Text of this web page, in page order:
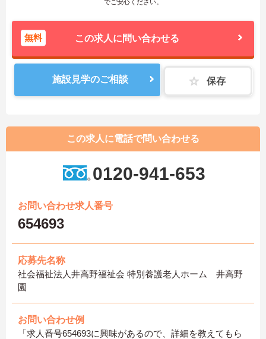
でご安心ください。
無料 この求人に問い合わせる
施設見学のご相談 保存
この求人に電話で問い合わせる
0120-941-653
お問い合わせ求人番号
654693
応募先名称
社会福祉法人井高野福祉会 特別養護老人ホーム 井高野
園
お問い合わせ例
「求人番号654693に興味があるので、詳細を教えてもら